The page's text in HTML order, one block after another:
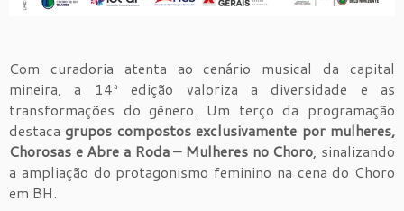
Com curadoria atenta ao cenário musical da capital
mineira, a 14ª edição valoriza a diversidade e as
transformações do gênero. Um terço da programação
destacagrupos compostos exclusivamente por mulheres,
Chorosas e Abre a Roda – Mulheres no Choro , sinalizando
a ampliação do protagonismo feminino na cena do Choro
em BH.